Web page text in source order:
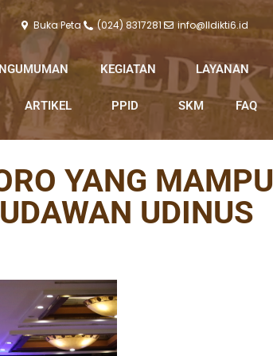
Buka Peta (024) 8317281 info@lldikti6.id
KEGIATAN LAYANAN
ARTIKEL PPID SKM FAQ
YANG MAMPU
UDINUS